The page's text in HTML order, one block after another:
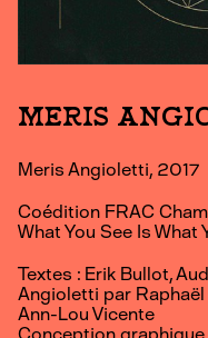
MERIS
Meris Angioletti, 2017
Coédition FRAC
What You See Is What
Textes : Erik Bullot,
Angioletti par
Ann-Lou Vicente